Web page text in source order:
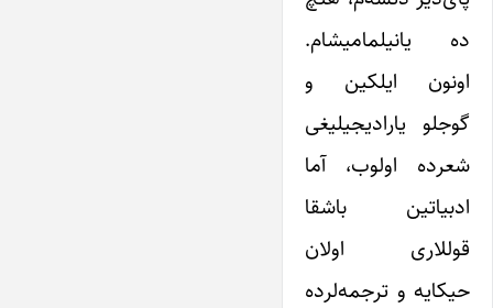
ده یانیلمامیشام.
اونون ایلکین و
گوجلو یارادیجیلیغی
شعرده اولوب، آما
ادبیاتین باشقا
قوللاری اولان
حیکایه و ترجمه‌لرده